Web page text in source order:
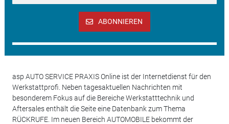
ABONNIEREN
asp AUTO SERVICE PRAXIS Online ist der Internetdienst für den
Werkstattprofi. Neben tagesaktuellen Nachrichten mit
besonderem Fokus auf die Bereiche Werkstatttechnik und
Aftersales enthält die Seite eine Datenbank zum Thema
RÜCKRUFE. Im neuen Bereich AUTOMOBILE bekommt der